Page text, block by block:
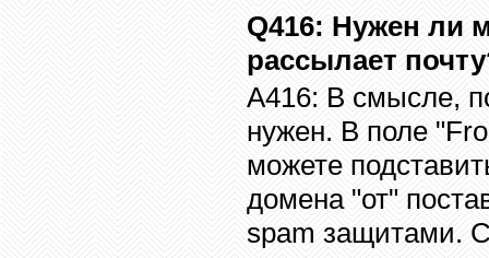
Q416: Нужен ли
рассылает
A416: В смысле,
нужен. В поле
можете
домена "от"
spam защитами.